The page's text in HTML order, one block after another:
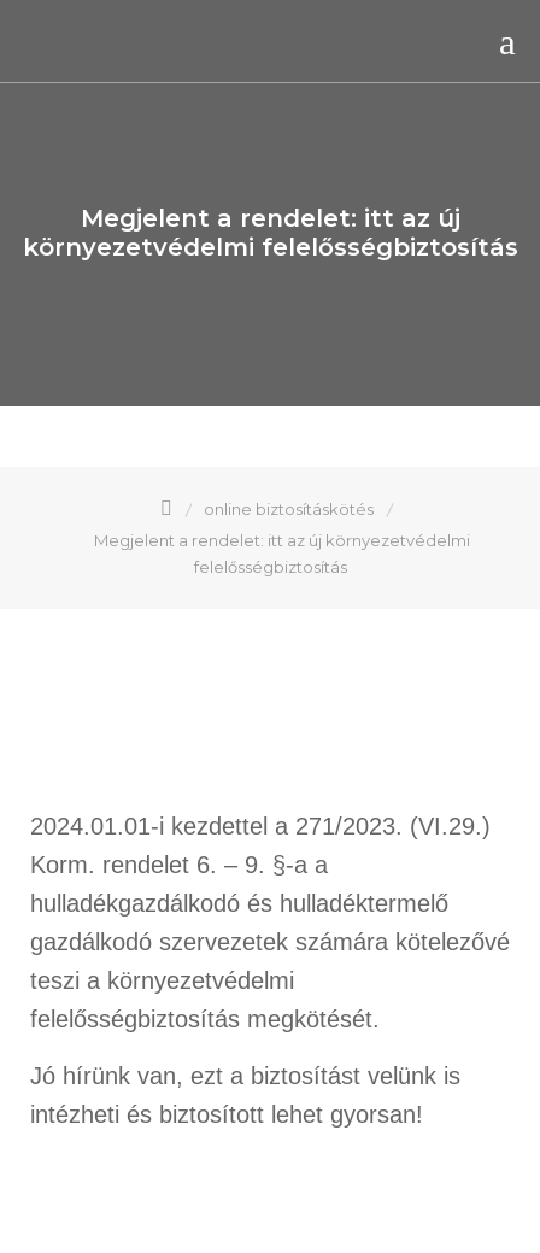
Megjelent a rendelet: itt az új
környezetvédelmi felelősségbiztosítás
online biztosításkötés
Megjelent a rendelet: itt az új környezetvédelmi
felelősségbiztosítás
2024.01.01-i kezdettel a 271/2023. (VI.29.)
Korm. rendelet 6. – 9. §-a a
hulladékgazdálkodó és hulladéktermelő
gazdálkodó szervezetek számára kötelezővé
teszi a környezetvédelmi
felelősségbiztosítás megkötését.
Jó hírünk van, ezt a biztosítást velünk is
intézheti és biztosított lehet gyorsan!